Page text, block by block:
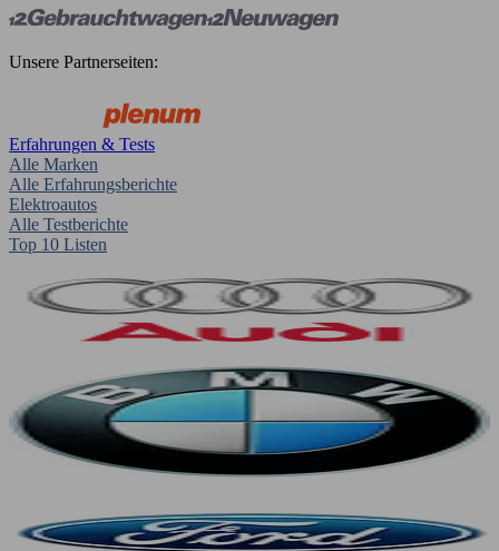
Unsere Partnerseiten:
Erfahrungen & Tests
Alle Marken
Alle Erfahrungsberichte
Elektroautos
Alle Testberichte
Top 10 Listen